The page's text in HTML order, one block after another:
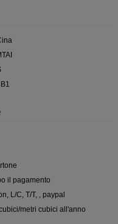
il pagamento
L/C, T/T, , paypal
metri cubici all'anno